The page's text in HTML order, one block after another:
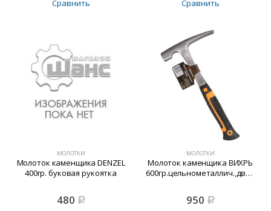
Сравнить Сравнить
МОЛОТКИ
Молоток каменщика DENZEL
400гр. буковая рукоятка
480 Р
МОЛОТКИ
Молоток каменщика ВИХРЬ
600гр.цельнометаллич.,двухкомпонен.рукоятка
950 Р